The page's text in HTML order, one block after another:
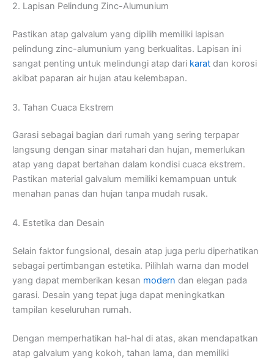
2. Lapisan Pelindung Zinc-Alumunium
Pastikan atap galvalum yang dipilih memiliki lapisan
pelindung zinc-alumunium yang berkualitas. Lapisan ini
sangat penting untuk melindungi atap dari karat dan korosi
akibat paparan air hujan atau kelembapan.
3. Tahan Cuaca Ekstrem
Garasi sebagai bagian dari rumah yang sering terpapar
langsung dengan sinar matahari dan hujan, memerlukan
atap yang dapat bertahan dalam kondisi cuaca ekstrem.
Pastikan material galvalum memiliki kemampuan untuk
menahan panas dan hujan tanpa mudah rusak.
4. Estetika dan Desain
Selain faktor fungsional, desain atap juga perlu diperhatikan
sebagai pertimbangan estetika. Pilihlah warna dan model
yang dapat memberikan kesan modern dan elegan pada
garasi. Desain yang tepat juga dapat meningkatkan
tampilan keseluruhan rumah.
Dengan memperhatikan hal-hal di atas, akan mendapatkan
atap galvalum yang kokoh, tahan lama, dan memiliki